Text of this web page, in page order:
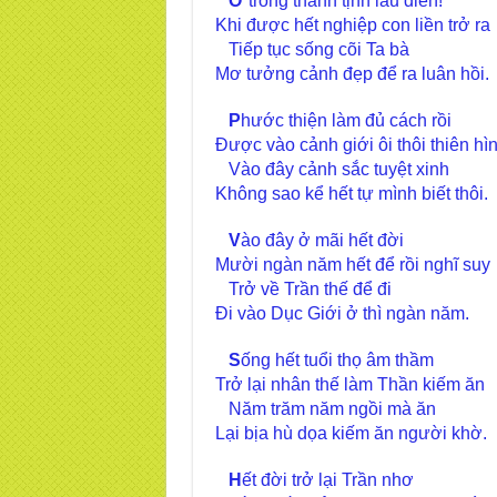
Khi được hết nghiệp con liền trở ra
Tiếp tục sống cõi Ta bà
Mơ tưởng cảnh đẹp để ra luân hồi.
Phước thiện làm đủ cách rồi
Được vào cảnh giới ôi thôi thiên
Vào đây cảnh sắc tuyệt xinh
Không sao kể hết tự mình biết thôi.
Vào đây ở mãi hết đời
Mười ngàn năm hết để rồi nghĩ suy
Trở về Trần thế để đi
Đi vào Dục Giới ở thì ngàn năm.
Sống hết tuổi thọ âm thầm
Trở lại nhân thế làm Thần kiếm ăn
Năm trăm năm ngồi mà ăn
Lại bịa hù dọa kiếm ăn người khờ.
Hết đời trở lại Trần nhơ